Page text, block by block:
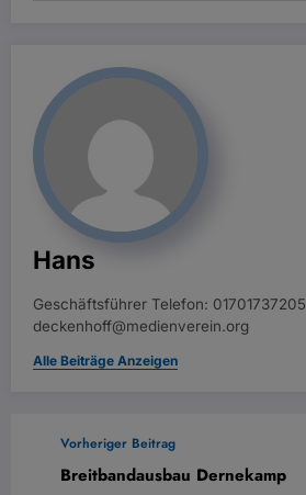
Hans
Geschäftsführer Telefon: 01701737205
deckenhoff@medienverein.org
Alle Beiträge Anzeigen
Vorheriger Beitrag
Breitbandausbau Dernekamp